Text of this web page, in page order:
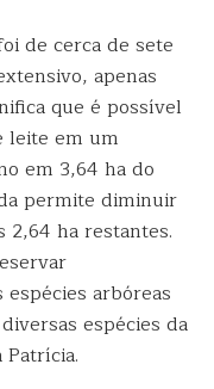
de cerca de sete
apenas
que é possível
leite em um
em 3,64 ha do
permite diminuir
2,64 ha restantes.
arbóreas
espécies da